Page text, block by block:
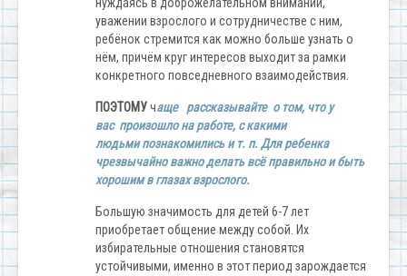
нуждаясь в доброжелательном внимании,
уважении взрослого и сотрудничестве с ним,
ребёнок стремится как можно больше узнать о
нём, причём круг интересов выходит за рамки
конкретного повседневного взаимодействия.
ПОЭТОМУчаще рассказывайте о том, что у
вас произошло на работе, с какими
людьми познакомились и т. п. Для ребенка
чрезвычайно важно делать всё правильно и быть
хорошим в глазах взрослого.
Большую значимость для детей 6-7 лет
приобретает общение между собой. Их
избирательные отношения становятся
устойчивыми, именно в этот период зарождается